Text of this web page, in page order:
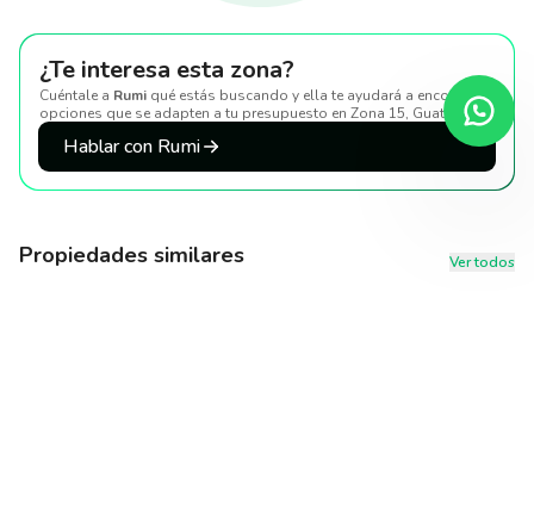
¿Te interesa esta zona?
Cuéntale a Rumi qué estás buscando y ella te ayudará a encontrar
opciones que se adapten a tu presupuesto en Zona 15, Guatemala.
Hablar con Rumi
Propiedades similares Ver todos